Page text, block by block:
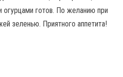
готов. По желанию при
зеленью. Приятного аппетита!